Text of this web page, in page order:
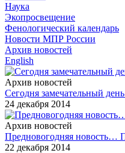
Наука
Экопросвещение
Фенологический календарь
Новости МПР России
Архив новостей
English
Архив новостей
Сегодня замечательный
24 декабря 2014
Архив новостей
Предновогодняя новость…
22 декабря 2014